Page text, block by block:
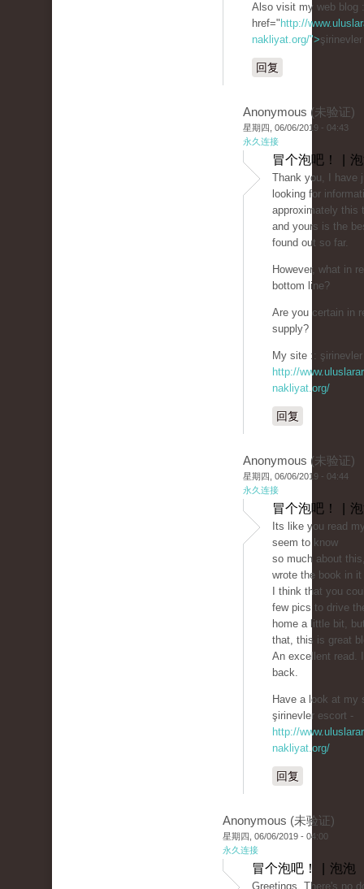
Also visit my web blog
href=" http://
nakliyat.org/">
回复
Anonymous (未验证)
星期四, 06/06/2019 - 04:43
永久连接
冒个泡吧！ |
Thank you, I have
looking for
approximately this
and yours is the
found out so far.
However, what in
bottom line?
Are you certain in
supply?
My site ::
http://
nakliyat.org/
回复
Anonymous (未验证)
星期四, 06/06/2019 - 04:44
永久连接
冒个泡吧！ |
Its like you read
seem to know
so much about
wrote the book in
I think that you
few pics to drive
home a little bit,
that, this is great
An excellent read.
back.
Have a look at my
şirinevler escort -
http://
nakliyat.org/
回复
Anonymous (未验证)
星期四, 06/06/2019 - 04:00
永久连接
冒个泡吧！ | 泡泡
Greetings, There's no